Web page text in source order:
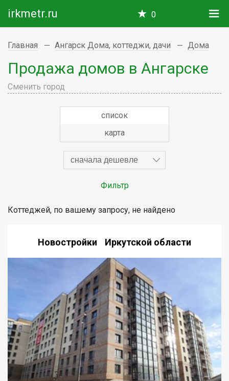
irkmetr.ru 0
Главная Ангарск Дома, коттеджи, дачи Дома
Продажа домов в Ангарске
Сменить город
список
карта
сначала дешевле
Фильтр
Коттеджей, по вашему запросу, не найдено
Новостройки Иркутской области